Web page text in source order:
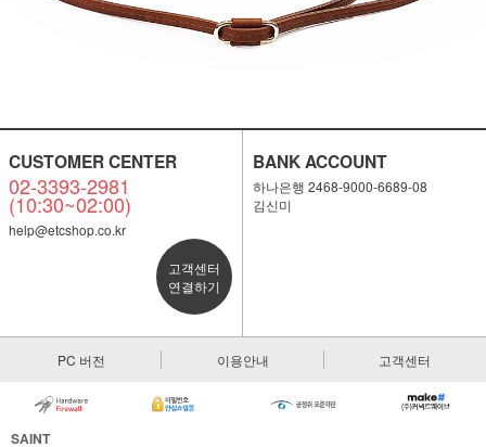
CUSTOMER CENTER
02-3393-2981
(10:30~02:00)
help@etcshop.co.kr
고객센터
연결하기
BANK ACCOUNT
하나은행 2468-9000-6689-08
김신미
PC 버전 이용안내 고객센터
SAINT